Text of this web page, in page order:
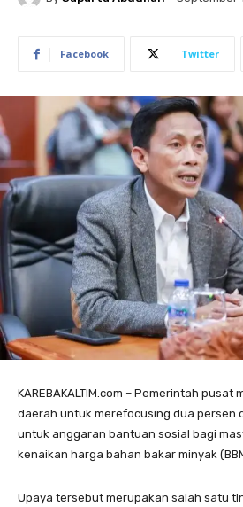
Facebook Twitter
KAREBAKALTIM.com – Pemerintah
daerah untuk merefocusing dua persen
untuk anggaran bantuan sosial bagi
kenaikan harga bahan bakar minyak
Upaya tersebut merupakan salah satu